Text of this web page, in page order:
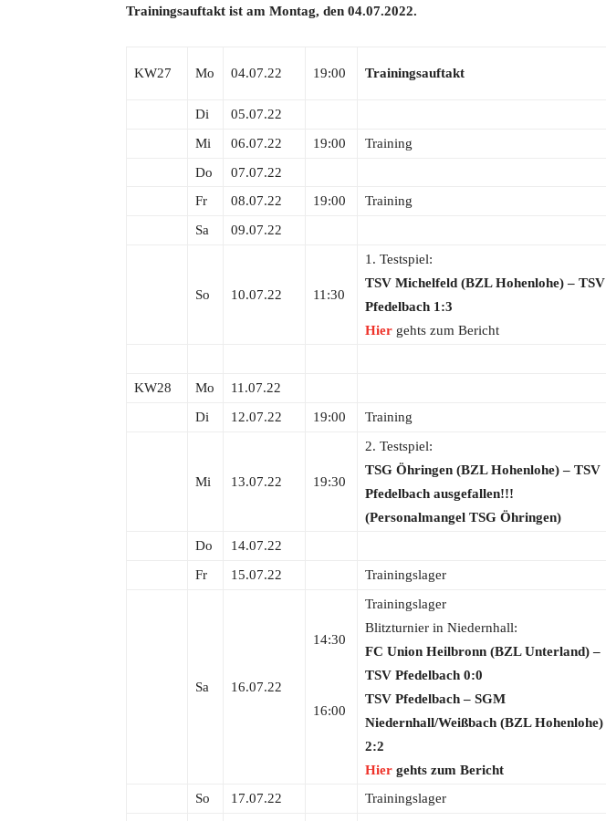
Trainingsauftakt ist am Montag, den 04.07.2022.
KW27 Mo 04.07.22 19:00 Trainingsauftakt
Di
05.07.22
Mi
06.07.22 19:00
Training
Do
07.07.22
Fr
08.07.22 19:00
Training
Sa
09.07.22
So 10.07.22 11:30
1. Testspiel:
TSV Michelfeld (BZL Hohenlohe) – TSV
Pfedelbach 1:3
Hier gehts zum Bericht
KW28 Mo
11.07.22
Di
12.07.22 19:00 Training
Mi 13.07.22 19:30
2. Testspiel:
TSG Öhringen (BZL Hohenlohe) – TSV
Pfedelbach ausgefallen!!!
(Personalmangel TSG Öhringen)
Do
14.07.22
Fr
15.07.22 Trainingslager
Sa 16.07.22
14:30
16:00
Trainingslager
Blitzturnier in Niedernhall:
FC Union Heilbronn (BZL Unterland) –
TSV Pfedelbach 0:0
TSV Pfedelbach – SGM
Niedernhall/Weißbach (BZL Hohenlohe)
2:2
Hier gehts zum Bericht
So 17.07.22 Trainingslager